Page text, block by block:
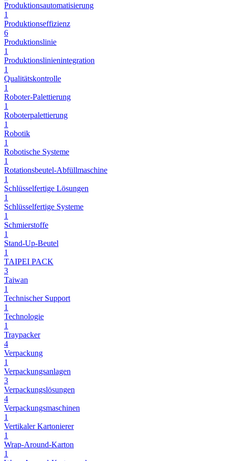
Produktionsautomatisierung
1
Produktionseffizienz
6
Produktionslinie
1
Produktionslinienintegration
1
Qualitätskontrolle
1
Roboter-Palettierung
1
Roboterpalettierung
1
Robotik
1
Robotische Systeme
1
Rotationsbeutel-Abfüllmaschine
1
Schlüsselfertige Lösungen
1
Schlüsselfertige Systeme
1
Schmierstoffe
1
Stand-Up-Beutel
1
TAIPEI PACK
3
Taiwan
1
Technischer Support
1
Technologie
1
Traypacker
4
Verpackung
1
Verpackungsanlagen
3
Verpackungslösungen
4
Verpackungsmaschinen
1
Vertikaler Kartonierer
1
Wrap-Around-Karton
1